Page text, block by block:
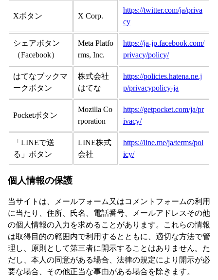
Xボタン X Corp.
https://twitter.com/ja/priva
cy
シェアボタン
（Facebook）
Meta Platfo
rms, Inc.
https://ja-jp.facebook.com/
privacy/policy/
はてなブックマ
ークボタン
株式会社
はてな
https://policies.hatena.ne.j
p/privacypolicy-ja
Pocketボタン
Mozilla Co
rporation
https://getpocket.com/ja/pr
ivacy/
「LINEで送
る」ボタン
LINE株式
会社
https://line.me/ja/terms/pol
icy/
個人情報の保護
当サイトは、メールフォーム又はコメントフォームの利用
に当たり、住所、氏名、電話番号、メールアドレスその他
の個人情報の入力を求めることがあります。これらの情報
は取得目的の範囲内で利用するとともに、適切な方法で管
理し、原則として第三者に開示することはありません。た
だし、本人の同意がある場合、法律の規定により開示が必
要な場合、その他正当な事由がある場合を除きます。